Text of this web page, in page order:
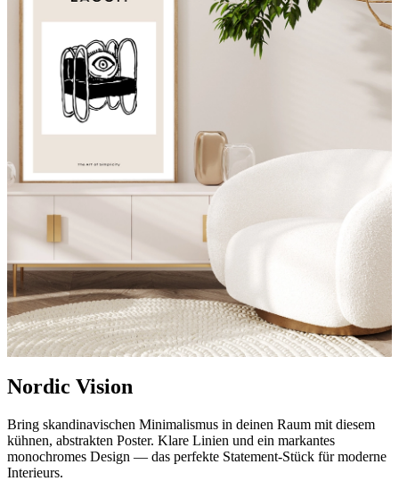
Nordic Vision
Bring skandinavischen Minimalismus in deinen Raum mit diesem
kühnen, abstrakten Poster. Klare Linien und ein markantes
monochromes Design — das perfekte Statement-Stück für moderne
Interieurs.